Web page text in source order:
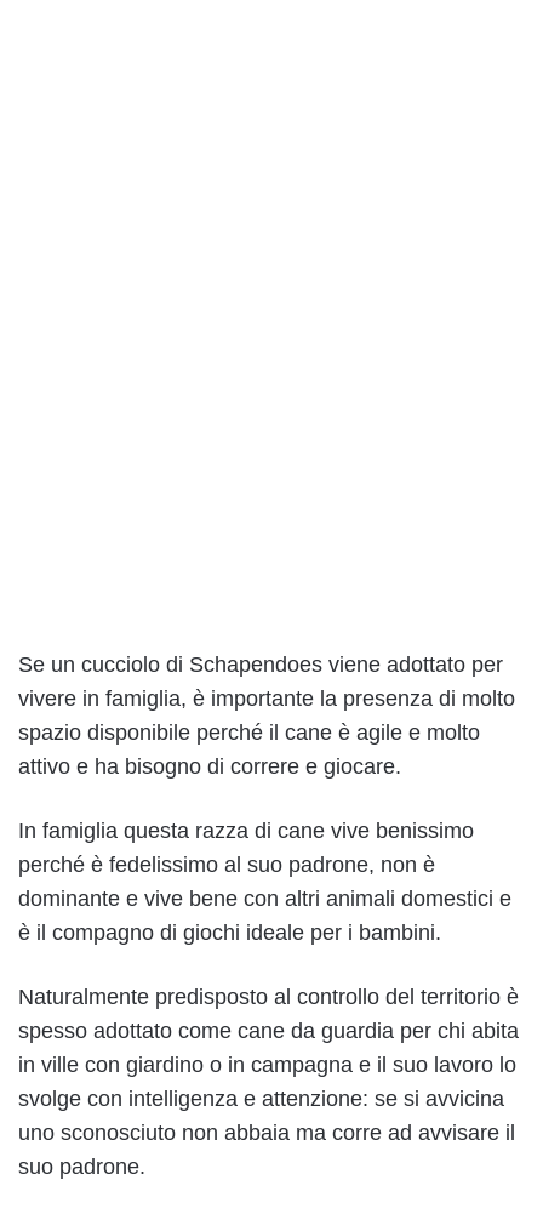
Se un cucciolo di Schapendoes viene adottato per
vivere in famiglia, è importante la presenza di molto
spazio disponibile perché il cane è agile e molto
attivo e ha bisogno di correre e giocare.
In famiglia questa razza di cane vive benissimo
perché è fedelissimo al suo padrone, non è
dominante e vive bene con altri animali domestici e
è il compagno di giochi ideale per i bambini.
Naturalmente predisposto al controllo del territorio è
spesso adottato come cane da guardia per chi abita
in ville con giardino o in campagna e il suo lavoro lo
svolge con intelligenza e attenzione: se si avvicina
uno sconosciuto non abbaia ma corre ad avvisare il
suo padrone.